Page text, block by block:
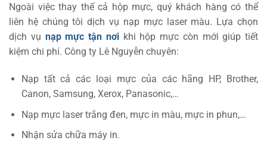
Ngoài việc thay thế cả hộp mực, quý khách hàng có thể
liên hệ chúng tôi dịch vụ nạp mực laser màu. Lựa chọn
dịch vụ nạp mực tận nơi khi hộp mực còn mới giúp tiết
kiệm chi phí. Công ty Lê Nguyễn chuyên:
Nạp tất cả các loại mực của các hãng HP, Brother,
Canon, Samsung, Xerox, Panasonic,…
Nạp mực laser trắng đen, mực in màu, mực in phun,…
Nhận sửa chữa máy in.